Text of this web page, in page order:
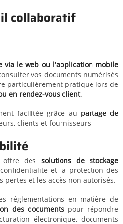
collaboratif
via le web ou l'application mobile
vos documents numérisés
particulièrement pratique lors de
en rendez-vous client.
facilitée grâce au partage de
clients et fournisseurs.
offre des solutions de stockage
et la protection des
pertes et les accès non autorisés.
réglementations en matière de
des documents pour répondre
électronique, documents